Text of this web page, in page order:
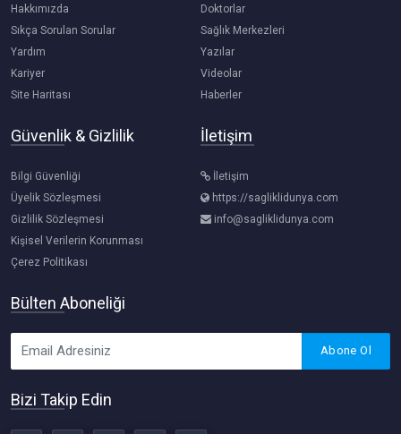
Hakkımızda
Sıkça Sorulan Sorular
Yardım
Kariyer
Site Haritası
Doktorlar
Sağlık Merkezleri
Yazılar
Videolar
Haberler
Güvenlik & Gizlilik
Bilgi Güvenliği
Üyelik Sözleşmesi
Gizlilik Sözleşmesi
Kişisel Verilerin Korunması
Çerez Politikası
İletişim
İletişim
https://sagliklidunya.com
info@sagliklidunya.com
Bülten Aboneliği
Abone Ol
Bizi Takip Edin